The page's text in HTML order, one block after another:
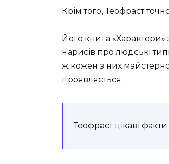
Крім того, Теофраст
Його книга «Характери»
нарисів про людські
ж кожен з них
проявляється.
Теофраст цікаві факти